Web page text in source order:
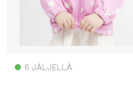
6 JÄLJELLÄ